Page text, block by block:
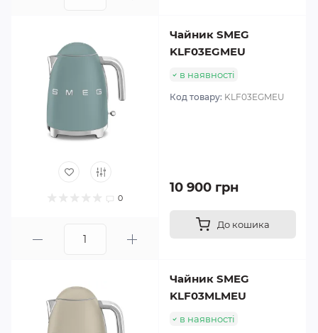
0
Чайник SMEG
KLF03EGMEU
в наявності
Код товару: KLF03EGMEU
10 900 грн
До кошика
Чайник SMEG
KLF03MLMEU
в наявності